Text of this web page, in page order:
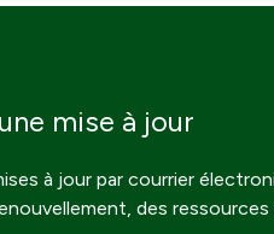
mise à jour
à jour par courrier
des